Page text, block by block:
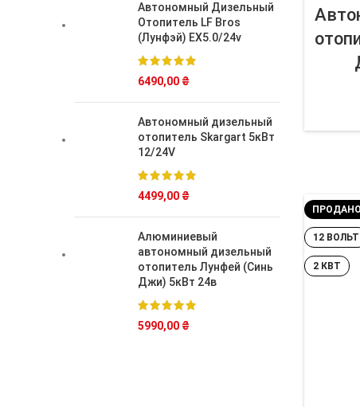
Автономный Дизельный
Отопитель LF Bros
(Лунфэй) EX5.0/24v
6490,00 ₴
Автономный дизельный
отопитель Skargart 5кВт
12/24V
4499,00 ₴
Алюминиевый
автономный дизельный
отопитель Лунфей (Синь
Джи) 5кВт 24в
5990,00 ₴
ПРОДАНО
12 ВОЛЬТ
2 КВТ